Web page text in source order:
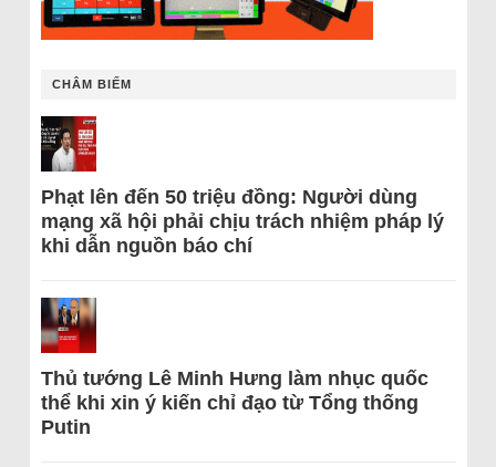
CHÂM BIẾM
Phạt lên đến 50 triệu đồng: Người dùng
mạng xã hội phải chịu trách nhiệm pháp lý
khi dẫn nguồn báo chí
Thủ tướng Lê Minh Hưng làm nhục quốc
thể khi xin ý kiến chỉ đạo từ Tổng thống
Putin